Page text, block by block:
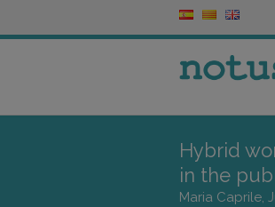
Hybrid
in the
Maria Caprile,